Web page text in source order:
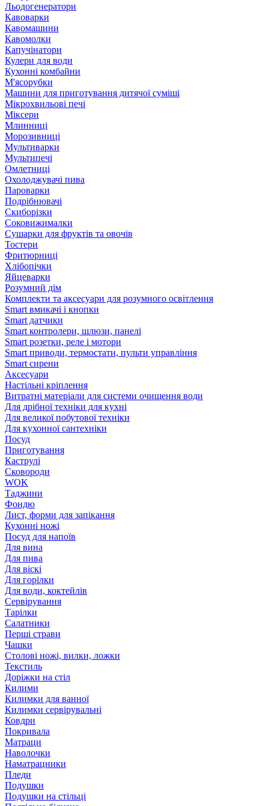
Льодогенератори
Кавоварки
Кавомашини
Кавомолки
Капучінатори
Кулери для води
Кухонні комбайни
М'ясорубки
Машини для приготування дитячої суміші
Мікрохвильові печі
Міксери
Млинниці
Морозивниці
Мультиварки
Мультипечі
Омлетниці
Охолоджувачі пива
Пароварки
Подрібнювачі
Скиборізки
Соковижималки
Сушарки для фруктів та овочів
Тостери
Фритюрниці
Хлібопічки
Яйцеварки
Розумний дім
Комплекти та аксесуари для розумного освітлення
Smart вмикачі і кнопки
Smart датчики
Smart контролери, шлюзи, панелі
Smart розетки, реле і мотори
Smart приводи, термостати, пульти управління
Smart сирени
Аксесуари
Настільні кріплення
Витратні матеріали для системи очищення води
Для дрібної техніки для кухні
Для великої побутової техніки
Для кухонної сантехніки
Посуд
Приготування
Каструлі
Сковороди
WOK
Таджини
Фондю
Лист, форми для запікання
Кухонні ножі
Посуд для напоїв
Для вина
Для пива
Для віскі
Для горілки
Для води, коктейлів
Сервірування
Тарілки
Салатники
Перші страви
Чашки
Столові ножі, вилки, ложки
Текстиль
Доріжки на стіл
Килими
Килимки для ванної
Килимки сервірувальні
Ковдри
Покривала
Матраци
Наволочки
Наматрацники
Пледи
Подушки
Подушки на стільці